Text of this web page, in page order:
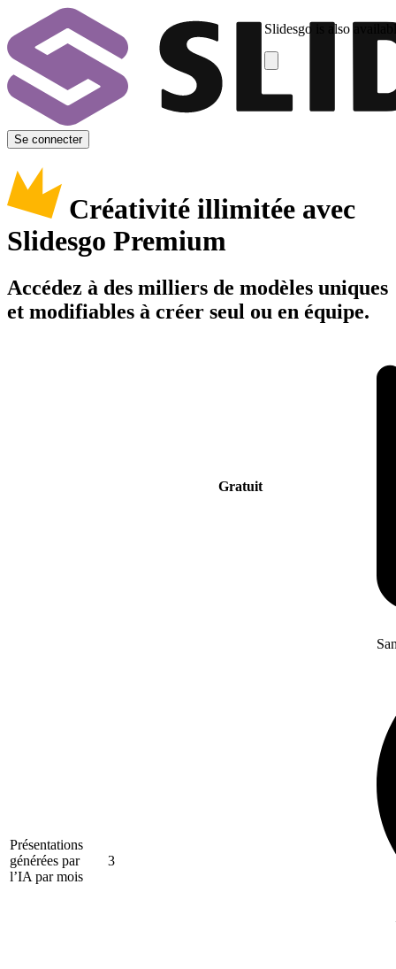
Slidesgo is also
Se connecter
Créativité illimitée avec
Slidesgo Premium
Accédez à des milliers de modèles uniques
et modifiables à créer seul ou en équipe.
Gratuit
Présentations
générées par
l’IA par mois
3